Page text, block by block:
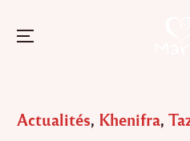
content
Menu
Posted
Actualités, Khenifra,